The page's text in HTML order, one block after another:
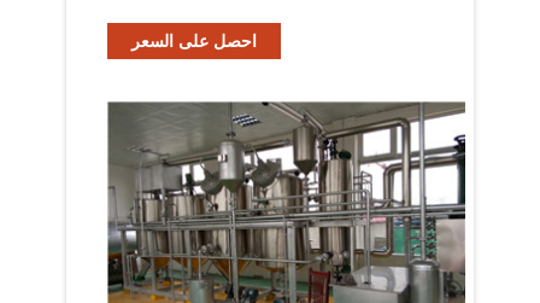
احصل على السعر